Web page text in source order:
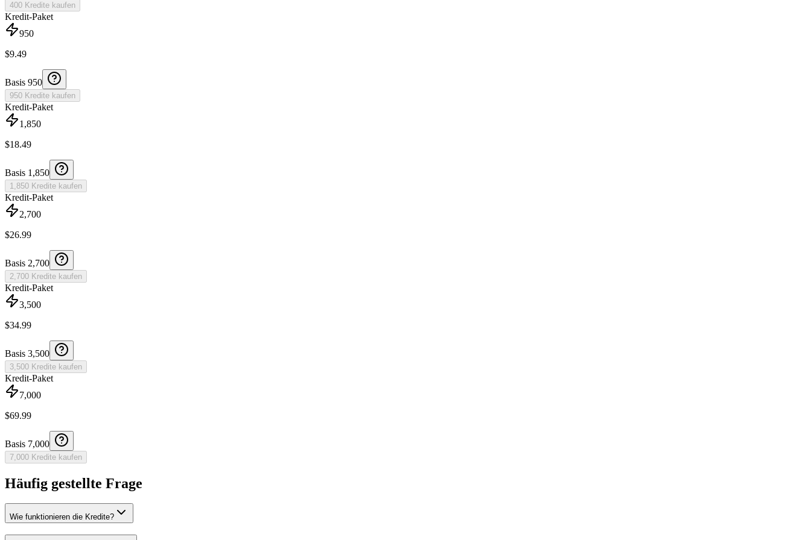
400 Kredite kaufen
Kredit-Paket
950
$9.49
Basis 950
950 Kredite kaufen
Kredit-Paket
1,850
$18.49
Basis 1,850
1,850 Kredite kaufen
Kredit-Paket
2,700
$26.99
Basis 2,700
2,700 Kredite kaufen
Kredit-Paket
3,500
$34.99
Basis 3,500
3,500 Kredite kaufen
Kredit-Paket
7,000
$69.99
Basis 7,000
7,000 Kredite kaufen
Häufig gestellte Frage
Wie funktionieren die Kredite?